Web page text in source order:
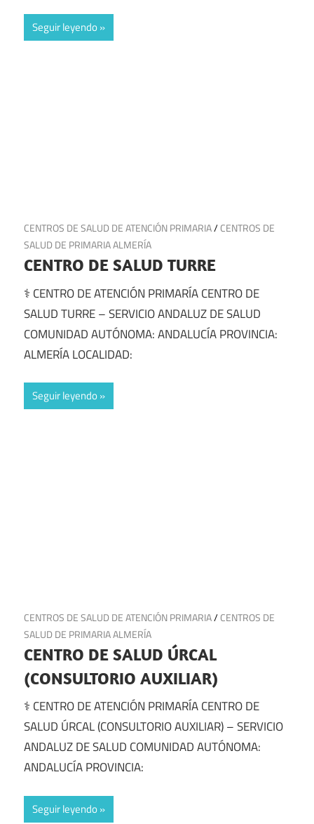
Seguir leyendo
21 de junio de 2025
CENTROS DE SALUD DE ATENCIÓN PRIMARIA/CENTROS DE
SALUD DE PRIMARIA ALMERÍA
CENTRO DE SALUD TURRE
⚕️ CENTRO DE ATENCIÓN PRIMARÍA CENTRO DE
SALUD TURRE – SERVICIO ANDALUZ DE SALUD
COMUNIDAD AUTÓNOMA: ANDALUCÍA PROVINCIA:
ALMERÍA LOCALIDAD:
Seguir leyendo
20 de junio de 2025
CENTROS DE SALUD DE ATENCIÓN PRIMARIA/CENTROS DE
SALUD DE PRIMARIA ALMERÍA
CENTRO DE SALUD ÚRCAL
(CONSULTORIO AUXILIAR)
⚕️ CENTRO DE ATENCIÓN PRIMARÍA CENTRO DE
SALUD ÚRCAL (CONSULTORIO AUXILIAR) – SERVICIO
ANDALUZ DE SALUD COMUNIDAD AUTÓNOMA:
ANDALUCÍA PROVINCIA:
Seguir leyendo